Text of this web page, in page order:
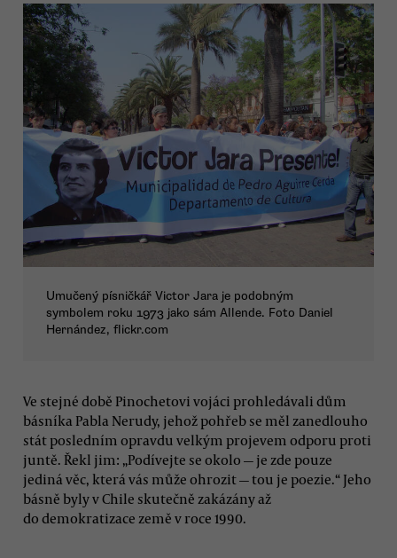
Umučený písničkář Victor Jara je podobným
symbolem roku 1973 jako sám Allende. Foto Daniel
Hernández, flickr.com
Ve stejné době Pinochetovi vojáci prohledávali dům
básníka Pabla Nerudy, jehož pohřeb se měl zanedlouho
stát posledním opravdu velkým projevem odporu proti
juntě. Řekl jim: „Podívejte se okolo — je zde pouze
jediná věc, která vás může ohrozit — tou je poezie.“ Jeho
básně byly v Chile skutečně zakázány až
do demokratizace země v roce 1990.